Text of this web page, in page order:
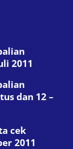
2011
dan 12 –
cek
2011